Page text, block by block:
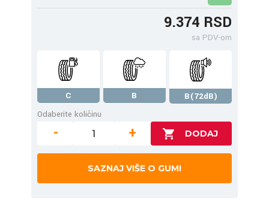
9.374 RSD
sa PDV-om
C B
B(72dB)
Odaberite količinu
- +
SAZNAJ VIŠE O GUMI